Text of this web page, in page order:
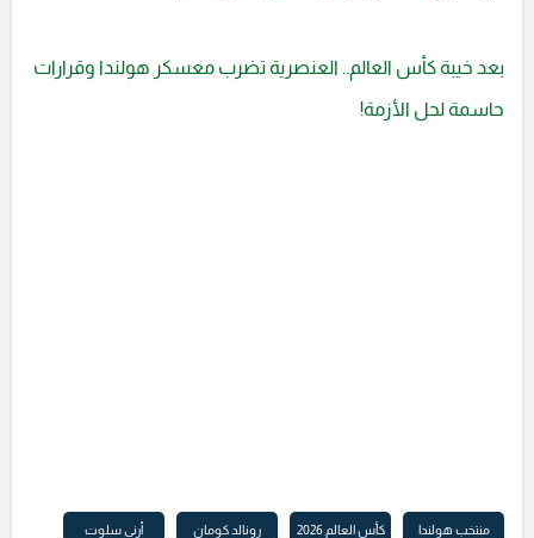
بعد خيبة كأس العالم.. العنصرية تضرب معسكر هولندا وقرارات
حاسمة لحل الأزمة!
منتخب هولندا كأس العالم 2026 رونالد كومان أرني سلوت